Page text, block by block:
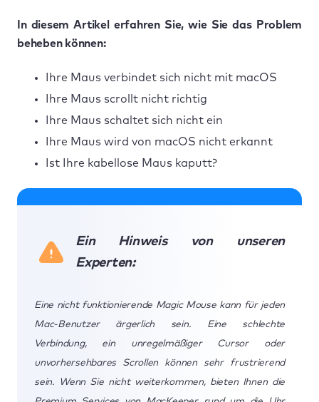
In diesem Artikel erfahren Sie, wie Sie das Problem
beheben können:
Ihre Maus verbindet sich nicht mit macOS
Ihre Maus scrollt nicht richtig
Ihre Maus schaltet sich nicht ein
Ihre Maus wird von macOS nicht erkannt
Ist Ihre kabellose Maus kaputt?
Ein Hinweis von unseren
Experten:
Eine nicht funktionierende Magic Mouse kann für jeden
Mac-Benutzer ärgerlich sein. Eine schlechte
Verbindung, ein unregelmäßiger Cursor oder
unvorhersehbares Scrollen können sehr frustrierend
sein. Wenn Sie nicht weiterkommen, bieten Ihnen die